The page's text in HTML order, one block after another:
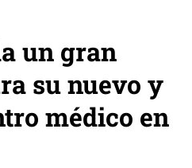
un gran
su nuevo y
médico en